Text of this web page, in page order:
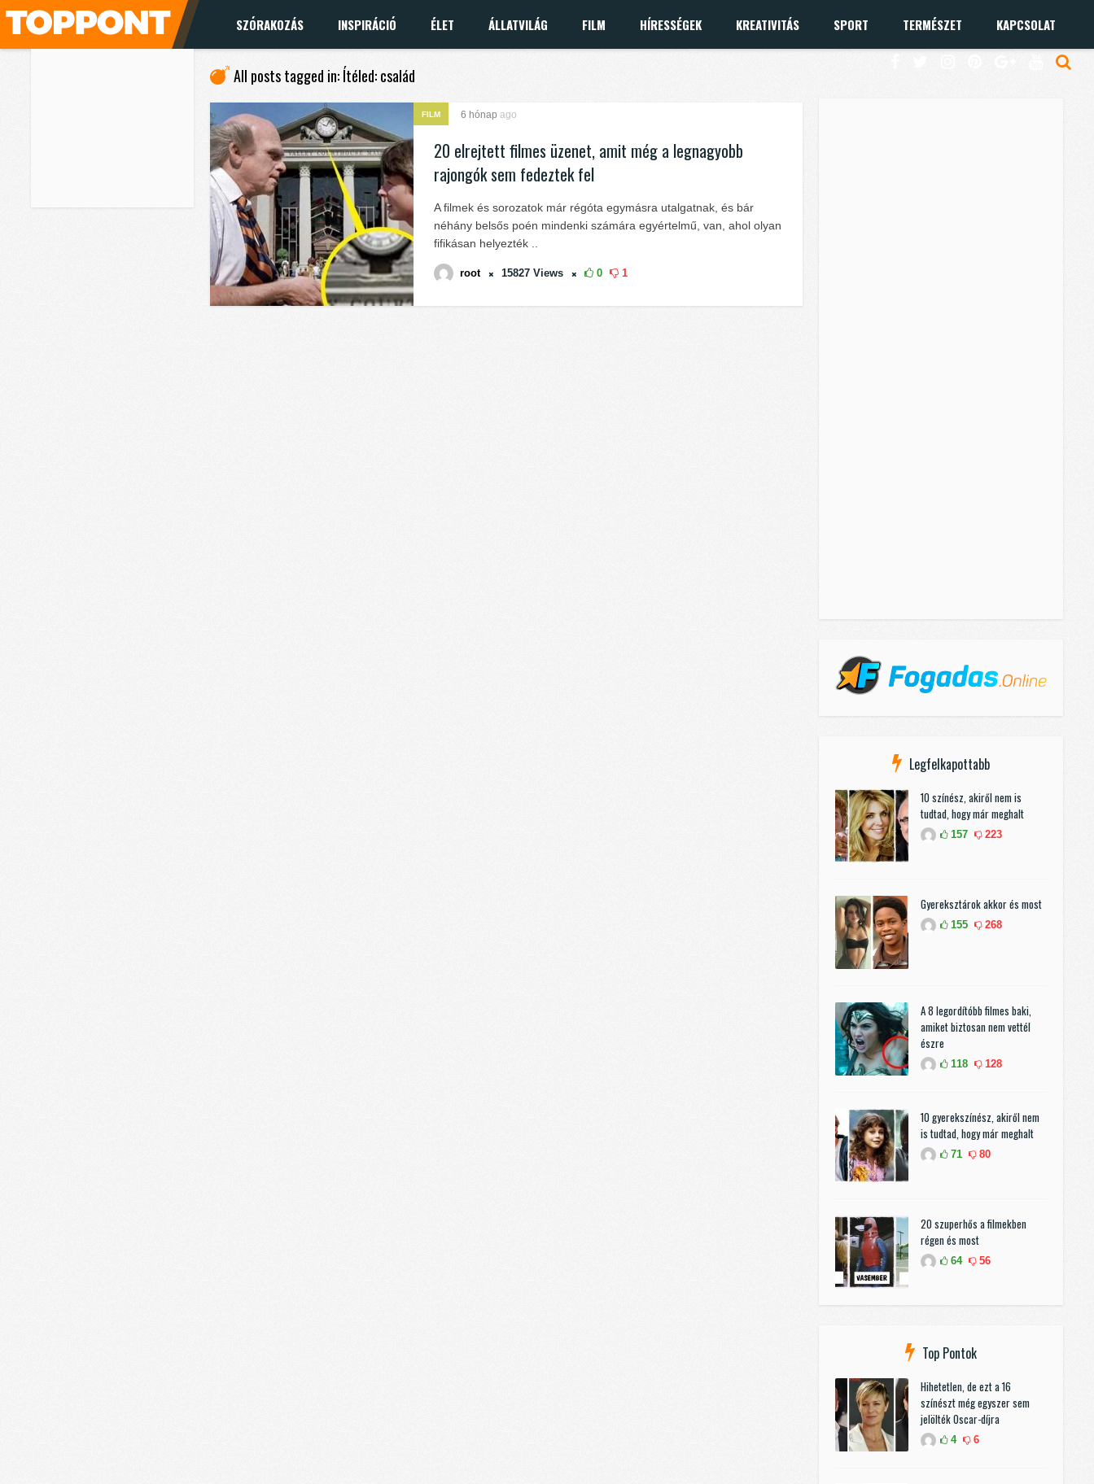
SZÓRAKOZÁS INSPIRÁCIÓ ÉLET ÁLLATVILÁG FILM HÍRESSÉGEK KREATIVITÁS SPORT TERMÉSZET KAPCSOLAT
All posts tagged in: Ítéled: család
FILM 6 hónap ago
20 elrejtett filmes üzenet, amit még a legnagyobb
rajongók sem fedeztek fel
A filmek és sorozatok már régóta egymásra utalgatnak, és bár
néhány belsős poén mindenki számára egyértelmű, van, ahol olyan
fifikásan helyezték ..
root 15827 Views 0 1
Legfelkapottabb
10 színész, akiről nem is
tudtad, hogy már meghalt
157 223
Gyereksztárok akkor és most
155 268
A 8 legordítóbb filmes baki,
amiket biztosan nem vettél
észre
118 128
10 gyerekszínész, akiről nem
is tudtad, hogy már meghalt
71 80
20 szuperhős a filmekben
régen és most
64 56
Top Pontok
Hihetetlen, de ezt a 16
színészt még egyszer sem
jelölték Oscar-díjra
4 6